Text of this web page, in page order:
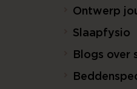
Ontwerp
Slaapfysio
Blogs over